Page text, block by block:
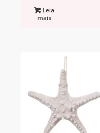
Leia
mais